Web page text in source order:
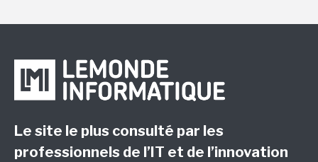
Le site le plus consulté par les
professionnels de l’IT et de l’innovation